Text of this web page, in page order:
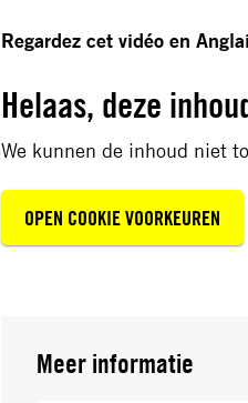
Regardez cet vidéo en
Helaas, deze
We kunnen de inhoud niet
OPEN COOKIE VOORKEUREN
Meer informatie